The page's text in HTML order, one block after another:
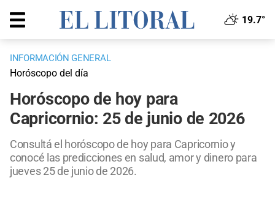
19.7°
INFORMACIÓN GENERAL
Horóscopo del día
Horóscopo de hoy para
Capricornio: 25 de junio de 2026
Consultá el horóscopo de hoy para Capricornio y
conocé las predicciones en salud, amor y dinero para
jueves 25 de junio de 2026.